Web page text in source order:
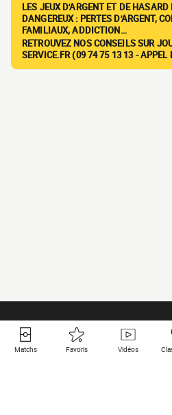
LES JEUX D'ARGENT ET DE HASARD
DANGEREUX : PERTES D'ARGENT,
FAMILIAUX, ADDICTION…
RETROUVEZ NOS CONSEILS SUR
SERVICE.FR (09 74 75 13 13 - APPEL
Matchs Favoris Vidéos